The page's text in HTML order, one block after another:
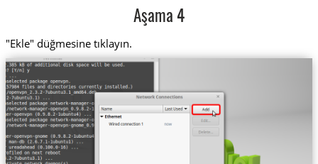
Aşama 4
"Ekle" düğmesine tıklayın.